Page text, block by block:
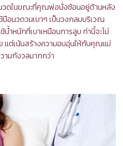
วดในขณะที่คุณพ่อนั่งซ้อนอยู่ด้านหลัง
นวดวนเบาๆ เป็นวงกลมบริเวณ
ำหนักที่เบาเหมือนการลูบ ท่านี้จะไม่
แต่เน้นสร้างความอบอุ่นให้กับคุณแม่
ามกังวลมากกว่า